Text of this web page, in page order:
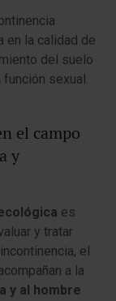
en la calidad de
del suelo
sexual.
el campo
y
es
y tratar
el
a la
y al hombre